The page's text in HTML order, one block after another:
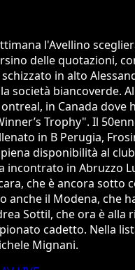
l'Avellino
delle quotazioni,
in alto
società biancoverde.
in Canada dove
Trophy". Il
in B Perugia,
disponibilità al
incontrato in Abruzzo
che è ancora sotto
anche il Modena, che
Sottil, che ora è alla
cadetto. Nella
Mignani.